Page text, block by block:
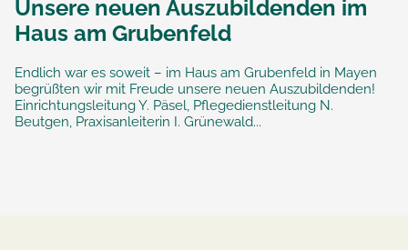
Unsere neuen Auszubildenden im
Haus am Grubenfeld
Endlich war es soweit – im Haus am Grubenfeld in Mayen
begrüßten wir mit Freude unsere neuen Auszubildenden!
Einrichtungsleitung Y. Päsel, Pflegedienstleitung N.
Beutgen, Praxisanleiterin I. Grünewald...